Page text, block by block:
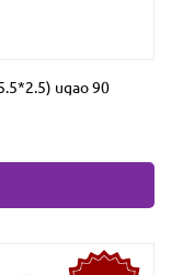
ugao 90